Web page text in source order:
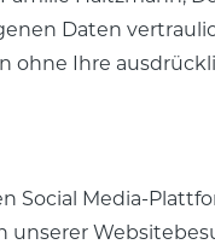
Daten
ohne Ihre
Social Media-